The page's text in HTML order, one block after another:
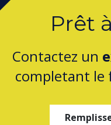
Prêt
Contactez un
completant le